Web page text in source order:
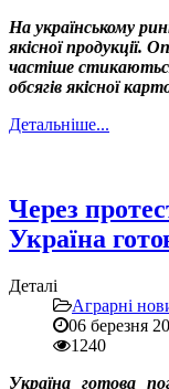
На українському
якісної продукції.
частіше
обсягів якісної
Детальніше...
Через
Україна
Деталі
Аграрні
06 березня
1240
Україна готова